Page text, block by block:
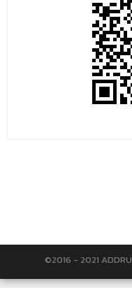
©2016 - 2021